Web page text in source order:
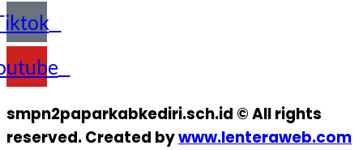
smpn2paparkabkediri.sch.id © All rights
reserved. Created bywww.lenteraweb.com